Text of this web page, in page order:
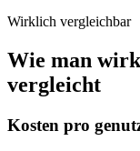
Wirklich vergleichbar
Wie man
vergleicht
Kosten pro